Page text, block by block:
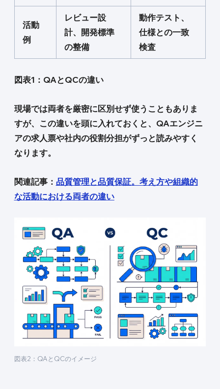
活動
例
レビュー設
計、開発標準
の整備
動作テスト、
仕様との一致
検査
図表1：QAとQCの違い
現場では両者を厳密に区別せず使うこともありま
すが、この違いを頭に入れておくと、QAエンジニ
アの求人票や社内の役割分担がずっと読みやすく
なります。
関連記事： 品質管理と品質保証。考え方や組織的
な活動における両者の違い
図表2：QAとQCのイメージ